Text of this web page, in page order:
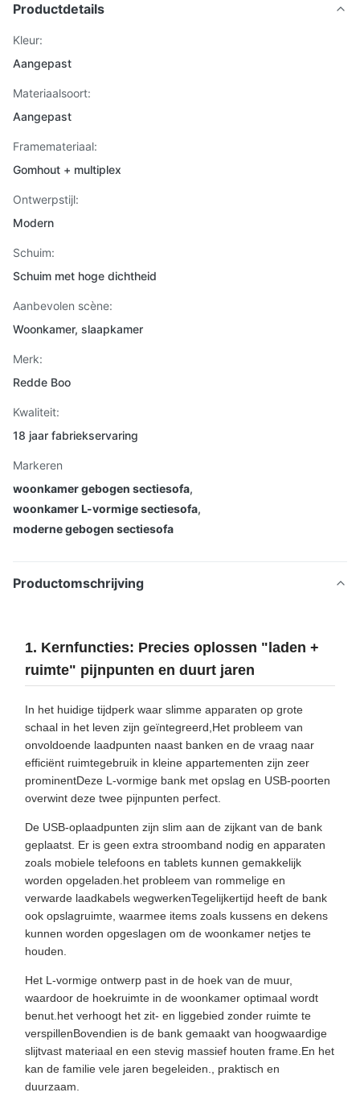
Productdetails
Kleur:
Aangepast
Materiaalsoort:
Aangepast
Framemateriaal:
Gomhout + multiplex
Ontwerpstijl:
Modern
Schuim:
Schuim met hoge dichtheid
Aanbevolen scène:
Woonkamer, slaapkamer
Merk:
Redde Boo
Kwaliteit:
18 jaar fabriekservaring
Markeren
woonkamer gebogen sectiesofa,
woonkamer L-vormige sectiesofa,
moderne gebogen sectiesofa
Productomschrijving
1. Kernfuncties: Precies oplossen "laden +
ruimte" pijnpunten en duurt jaren
In het huidige tijdperk waar slimme apparaten op grote
schaal in het leven zijn geïntegreerd,Het probleem van
onvoldoende laadpunten naast banken en de vraag naar
efficiënt ruimtegebruik in kleine appartementen zijn zeer
prominentDeze L-vormige bank met opslag en USB-poorten
overwint deze twee pijnpunten perfect.
De USB-oplaadpunten zijn slim aan de zijkant van de bank
geplaatst. Er is geen extra stroomband nodig en apparaten
zoals mobiele telefoons en tablets kunnen gemakkelijk
worden opgeladen.het probleem van rommelige en
verwarde laadkabels wegwerkenTegelijkertijd heeft de bank
ook opslagruimte, waarmee items zoals kussens en dekens
kunnen worden opgeslagen om de woonkamer netjes te
houden.
Het L-vormige ontwerp past in de hoek van de muur,
waardoor de hoekruimte in de woonkamer optimaal wordt
benut.het verhoogt het zit- en liggebied zonder ruimte te
verspillenBovendien is de bank gemaakt van hoogwaardige
slijtvast materiaal en een stevig massief houten frame.En het
kan de familie vele jaren begeleiden., praktisch en
duurzaam.